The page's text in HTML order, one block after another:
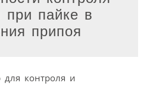
пайке в
припоя